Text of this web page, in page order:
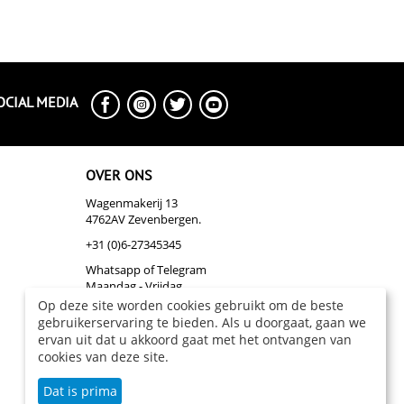
MEDIA
OVER ONS
Wagenmakerij 13
4762AV Zevenbergen.
+31 (0)6-27345345
Whatsapp of Telegram
Maandag - Vrijdag
info@biazakelijk.nl
Over Ons
Op deze site worden cookies gebruikt om de beste
gebruikerservaring te bieden. Als u doorgaat, gaan we
ervan uit dat u akkoord gaat met het ontvangen van
cookies van deze site.
Dat is prima